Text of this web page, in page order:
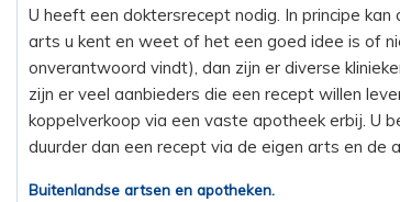
U heeft een doktersrecept nodig. In principe
arts u kent en weet of het een goed idee is of
onverantwoord vindt), dan zijn er diverse
zijn er veel aanbieders die een recept willen
koppelverkoop via een vaste apotheek erbij. U
duurder dan een recept via de eigen arts en de
Buitenlandse artsen en apotheken.